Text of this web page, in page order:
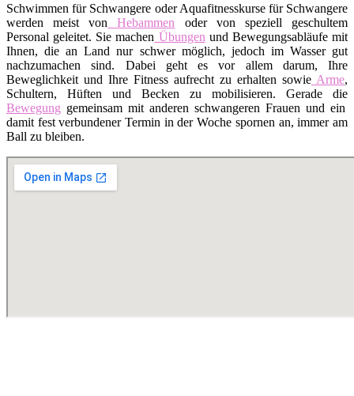
Schwimmen für Schwangere oder Aquafitnesskurse für Schwangere
werden meist von Hebammen oder von speziell geschultem
Personal geleitet. Sie machen Übungen und Bewegungsabläufe mit
Ihnen, die an Land nur schwer möglich, jedoch im Wasser gut
nachzumachen sind. Dabei geht es vor allem darum, Ihre
Beweglichkeit und Ihre Fitness aufrecht zu erhalten sowie Arme,
Schultern, Hüften und Becken zu mobilisieren. Gerade die
Bewegung gemeinsam mit anderen schwangeren Frauen und ein
damit fest verbundener Termin in der Woche spornen an, immer am
Ball zu bleiben.